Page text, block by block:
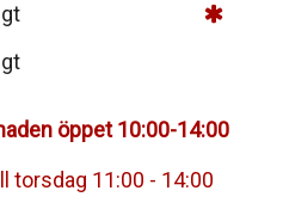
öppet 10:00-14:00
torsdag 11:00 - 14:00